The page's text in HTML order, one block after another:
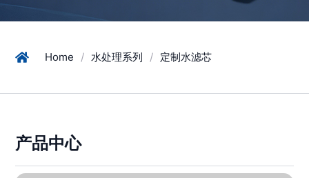
Home / 水处理系列 / 定制水滤芯
产品中心